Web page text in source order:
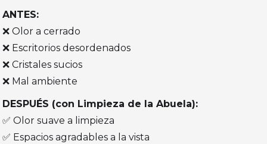
ANTES:
❌ Olor a cerrado
❌ Escritorios desordenados
❌ Cristales sucios
❌ Mal ambiente
DESPUÉS (con Limpieza de la Abuela):
✅ Olor suave a limpieza
✅ Espacios agradables a la vista